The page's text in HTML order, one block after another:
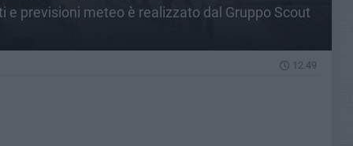
previsioni meteo è realizzato dal Gruppo Scout
12.49